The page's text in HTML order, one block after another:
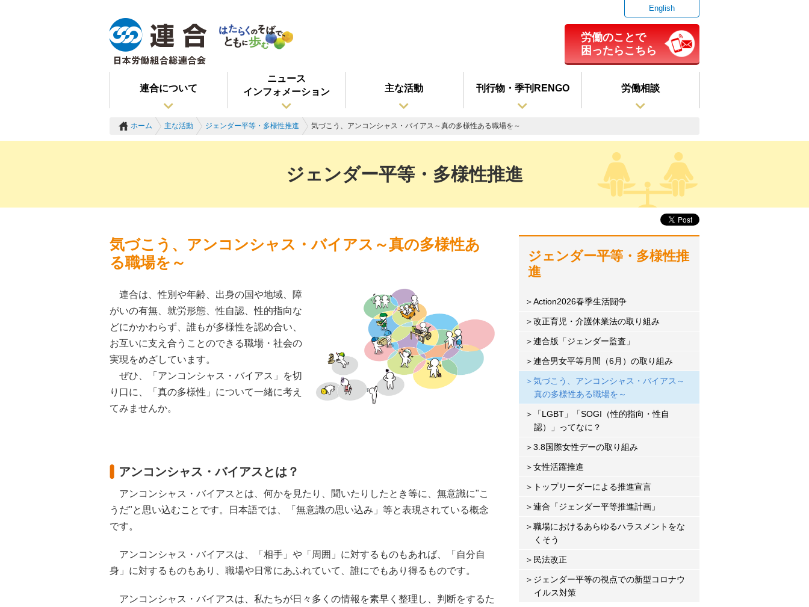
English
労働のことで
困ったらこちら
連合について
ニュース
インフォメーション
主な活動 刊行物・季刊RENGO 労働相談
ホーム 主な活動 ジェンダー平等・多様性推進 気づこう、アンコンシャス・バイアス～真の多様性ある職場を～
ジェンダー平等・多様性推進
気づこう、アンコンシャス・バイアス～真の多様性あ
る職場を～
連合は、性別や年齢、出身の国や地域、障
がいの有無、就労形態、性自認、性的指向な
どにかかわらず、誰もが多様性を認め合い、
お互いに支え合うことのできる職場・社会の
実現をめざしています。
ぜひ、「アンコンシャス・バイアス」を切
り口に、「真の多様性」について一緒に考え
てみませんか。
アンコンシャス・バイアスとは？
アンコンシャス・バイアスとは、何かを見たり、聞いたりしたとき等に、無意識に"こ
うだ"と思い込むことです。日本語では、「無意識の思い込み」等と表現されている概念
です。
アンコンシャス・バイアスは、「相手」や「周囲」に対するものもあれば、「自分自
身」に対するものもあり、職場や日常にあふれていて、誰にでもあり得るものです。
アンコンシャス・バイアスは、私たちが日々多くの情報を素早く整理し、判断をするた
ジェンダー平等・多様性推
進
Action2026春季生活闘争
改正育児・介護休業法の取り組み
連合版「ジェンダー監査」
連合男女平等月間（6月）の取り組み
気づこう、アンコンシャス・バイアス～
真の多様性ある職場を～
「LGBT」「SOGI（性的指向・性自
認）」ってなに？
3.8国際女性デーの取り組み
女性活躍推進
トップリーダーによる推進宣言
連合「ジェンダー平等推進計画」
職場におけるあらゆるハラスメントをな
くそう
民法改正
ジェンダー平等の視点での新型コロナウ
イルス対策